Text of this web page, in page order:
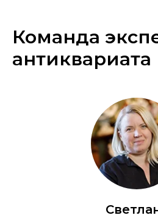
Команда
антиквариата